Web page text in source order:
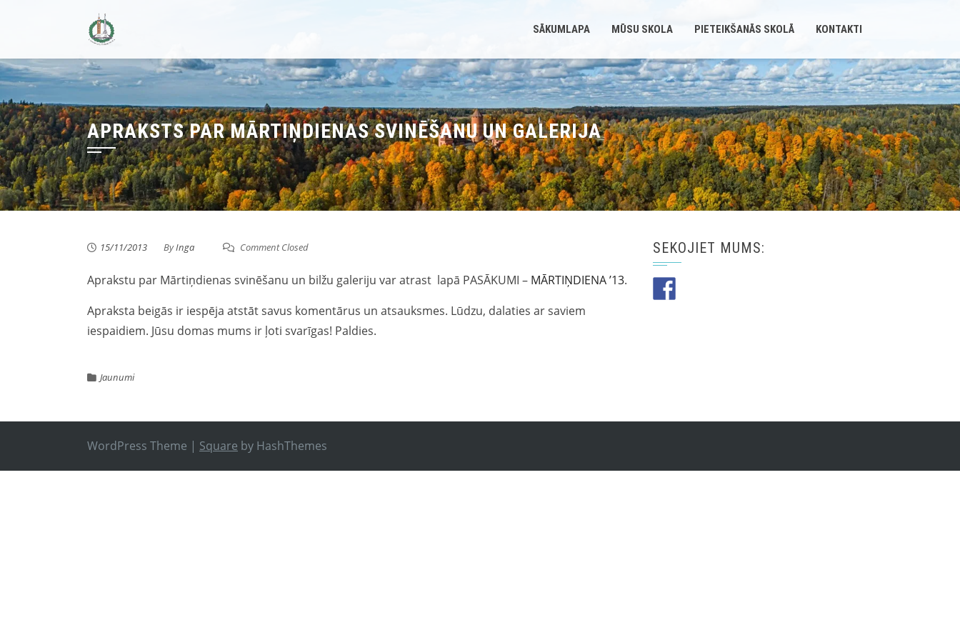
SĀKUMLAPA MŪSU SKOLA PIETEIKŠANĀS SKOLĀ KONTAKTI
APRAKSTS PAR MĀRTIŅDIENAS SVINĒŠANU UN GALERIJA
15/11/2013 ByInga Comment Closed
Aprakstu par Mārtiņdienas svinēšanu un bilžu galeriju var atrast lapā PASĀKUMI – MĀRTIŅDIENA ’13.
Apraksta beigās ir iespēja atstāt savus komentārus un atsauksmes. Lūdzu, dalaties ar saviem
iespaidiem. Jūsu domas mums ir ļoti svarīgas! Paldies.
Jaunumi
SEKOJIET MUMS:
WordPress Theme | Square by HashThemes